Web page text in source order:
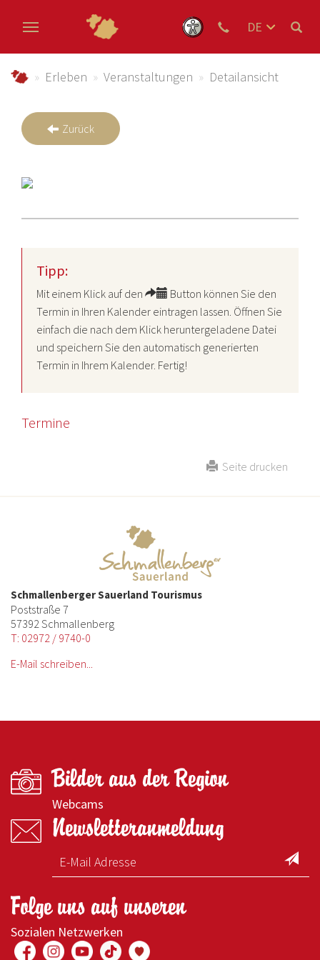
DE
schmallenberger-sauerland.de
Erleben Veranstaltungen Detailansicht
Zurück
Tipp:
Mit einem Klick auf den
Button können Sie den
Termin in Ihren Kalender eintragen lassen. Öffnen Sie
einfach die nach dem Klick heruntergeladene Datei
und speichern Sie den automatisch generierten
Termin in Ihrem Kalender. Fertig!
Termine
Seite drucken
Schmallenberger Sauerland Tourismus
Poststraße 7
57392 Schmallenberg
T: 02972 / 9740-0
E-Mail schreiben...
Bilder aus der Region
Webcams
Newsletteranmeldung
Folge uns auf unseren
Sozialen Netzwerken